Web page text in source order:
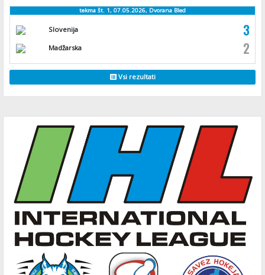
tekma št. 1, 07.05.2026, Dvorana Bled
Slovenija 3
Madžarska 2
Vsi rezultati